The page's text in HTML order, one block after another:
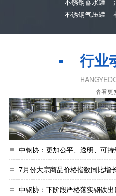
不锈钢蓄水罐
不锈钢气压罐
行业
杳看更
中钢协：更加公平、透明、可持
7月份大宗商品价格指数同比增
中钢协：下阶段严格落实钢铁出